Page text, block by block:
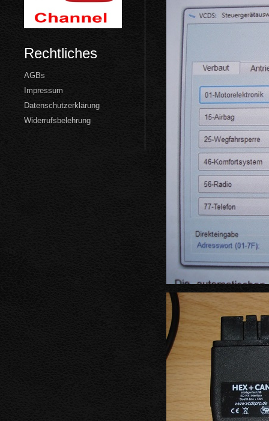
Rechtliches
AGBs
Impressum
Datenschutzerklärung
Widerrufsbelehrung